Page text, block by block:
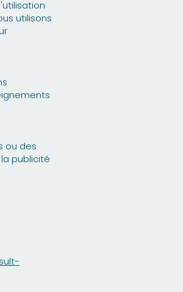
utilisons
ou des
publicité